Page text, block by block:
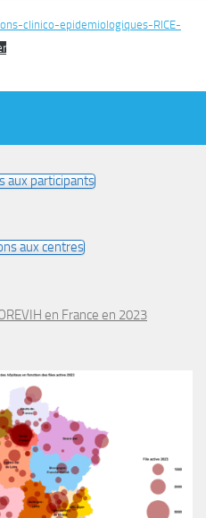
clinico-epidemiologiques-RICE-
aux participants
aux centres
en France en 2023